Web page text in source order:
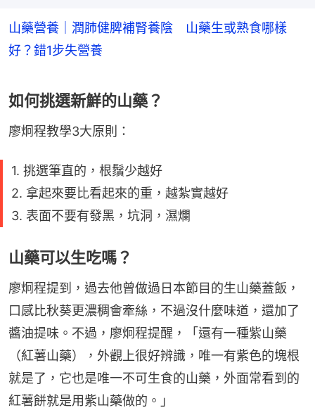
山藥營養｜潤肺健脾補腎養陰 山藥生或熟食哪樣
好？錯1步失營養
如何挑選新鮮的山藥？
廖炯程教學3大原則：
1. 挑選筆直的，根鬚少越好
2. 拿起來要比看起來的重，越紮實越好
3. 表面不要有發黑，坑洞，濕爛
山藥可以生吃嗎？
廖炯程提到，過去他曾做過日本節目的生山藥蓋飯，
口感比秋葵更濃稠會牽絲，不過沒什麼味道，還加了
醬油提味。不過，廖炯程提醒，「還有一種紫山藥
（紅薯山藥），外觀上很好辨識，唯一有紫色的塊根
就是了，它也是唯一不可生食的山藥，外面常看到的
紅薯餅就是用紫山藥做的。」